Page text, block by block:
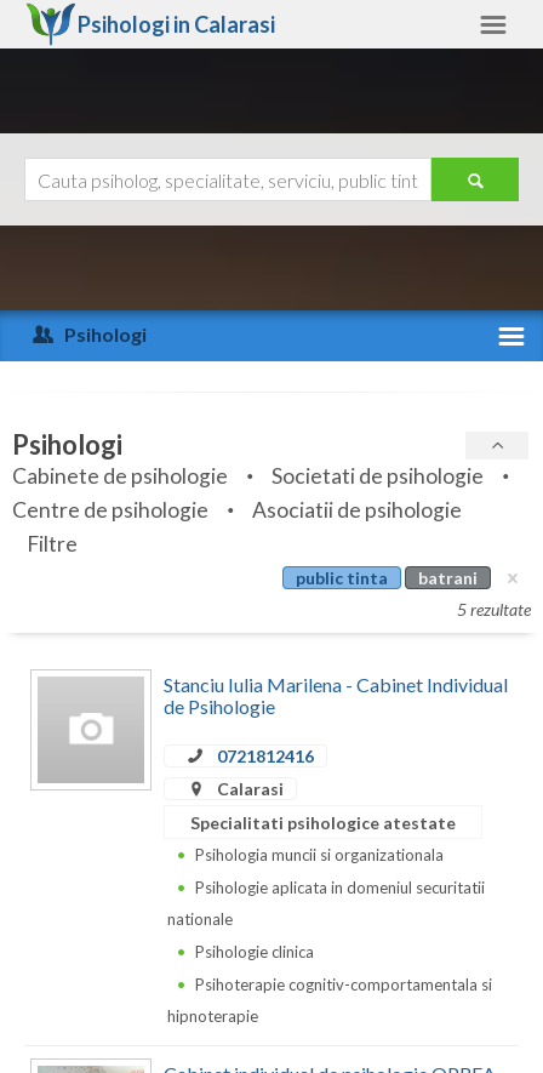
Psihologi in Calarasi
Arad
Arges
Bihor
Bistrita-Nasaud
Botosani
Buzau
Ajutor
Psihologi
Specialitati
Servicii
Articole
Cabinet
Psihologi
Cabinete de psihologie
Societati de psihologie
Centre de psihologie
Asociatii de psihologie
Filtre
public tinta
batrani
5 rezultate
Stanciu Iulia Marilena - Cabinet Individual
de Psihologie
0721812416
Calarasi
Specialitati psihologice atestate
Psihologia muncii si organizationala
Psihologie aplicata in domeniul securitatii
nationale
Psihologie clinica
Psihoterapie cognitiv-comportamentala si
hipnoterapie